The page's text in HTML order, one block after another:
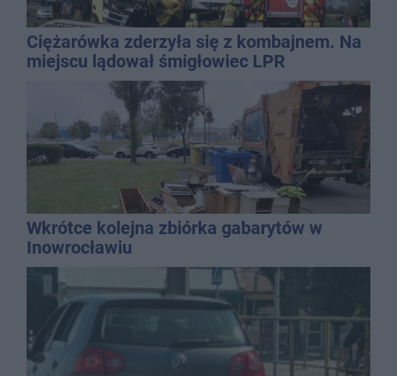
Ciężarówka zderzyła się z kombajnem. Na
miejscu lądował śmigłowiec LPR
Wkrótce kolejna zbiórka gabarytów w
Inowrocławiu